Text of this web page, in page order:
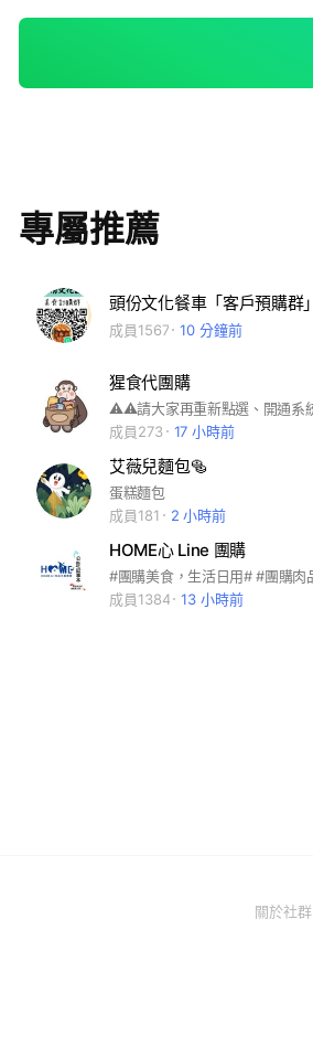
專屬推薦
頭份文化餐車「客戶預購群」
成員1567 10 分鐘前
猩食代團購
成員273
17 小時前
艾薇兒麵包🥯
蛋糕麵包
成員181
2 小時前
HOME心 Line 團購
成員1384
13 小時前
關於社群